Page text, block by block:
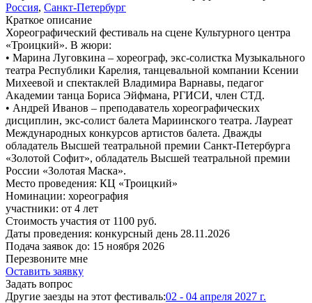
Россия, Санкт-Петербург
Краткое описание
Хореографический фестиваль на сцене Культурного центра
«Троицкий». В жюри:
• Марина Луговкина – хореограф, экс-солистка Музыкального
театра Республики Карелия, танцевальной компании Ксении
Михеевой и спектаклей Владимира Варнавы, педагог
Академии танца Бориса Эйфмана, РГИСИ, член СТД.
• Андрей Иванов – преподаватель хореографических
дисциплин, экс-солист балета Мариинского театра. Лауреат
Международных конкурсов артистов балета. Дважды
обладатель Высшей театральной премии Санкт-Петербурга
«Золотой Софит», обладатель Высшей театральной премии
России «Золотая Маска».
Место проведения: КЦ «Троицкий»
Номинации: хореография
участники: от 4 лет
Стоимость участия от 1100 руб.
Даты проведения: конкурсный день 28.11.2026
Подача заявок до: 15 ноября 2026
Перезвоните мне
Оставить заявку
Задать вопрос
Другие заезды на этот фестиваль:02 - 04 апреля 2027 г.